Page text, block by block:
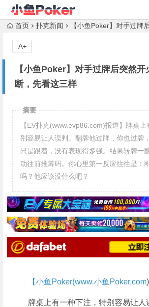
首页 扑克新闻 【小鱼Poker】对手过牌后突然开
【小鱼Poker】对手过牌后突然开
断，先看这三样
A+
摘要
【EV扑克(www.evp86.com)报道】牌桌
别容易让人误判。翻牌他过牌，你也过牌
只是跟着，没有表现得多强。结果转牌一
动往前推筹码。你心里第一反应往往是：
吗？他应该没什么吧？
【小鱼Poker(www.小鱼Poker.com
牌桌上有一种下注，特别容易让人